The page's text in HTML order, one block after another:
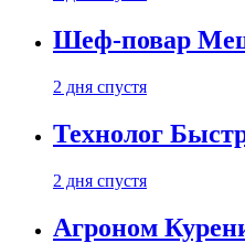
Шеф-повар
2 дня спустя
Технолог
2 дня спустя
Агроном